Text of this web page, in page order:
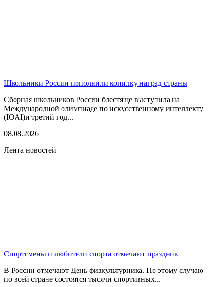
Школьники России пополнили копилку наград страны
Сборная школьников России блестяще выступила на
Международной олимпиаде по искусственному интеллекту
(IOAI)и третий год...
08.08.2026
Лента новостей
Спортсмены и любители спорта отмечают праздник
В России отмечают День физкультурника. По этому случаю
по всей стране состоятся тысячи спортивных...